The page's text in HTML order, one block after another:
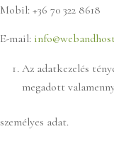
Mobil: +36 70 322 8618
E-mail:
Az adatkezelés
megadott
személyes adat.